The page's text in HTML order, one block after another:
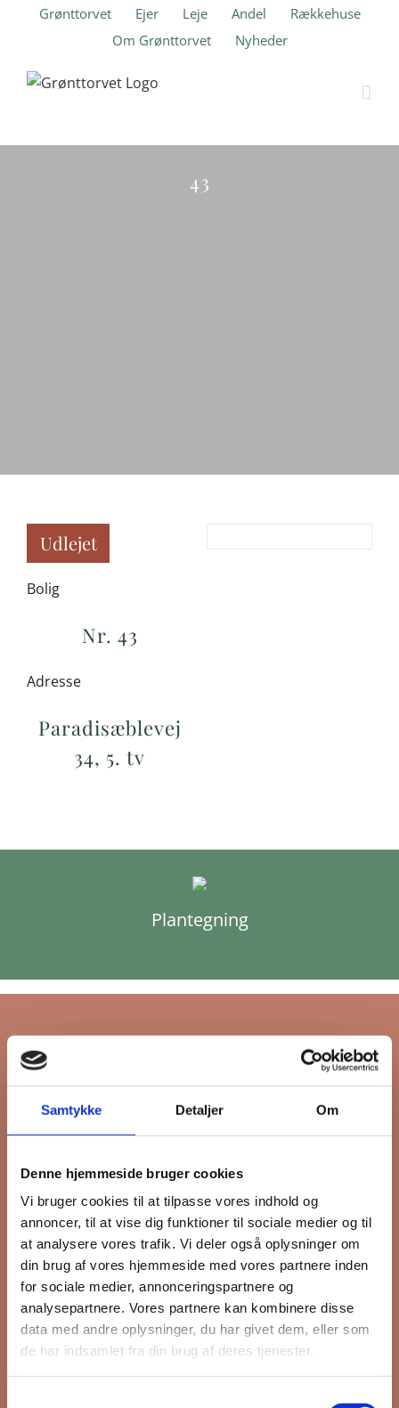
Samtykke Detaljer Om
Denne hjemmeside bruger cookies
Vi bruger cookies til at tilpasse vores indhold og
annoncer, til at vise dig funktioner til sociale medier og til
at analysere vores trafik. Vi deler også oplysninger om
din brug af vores hjemmeside med vores partnere inden
for sociale medier, annonceringspartnere og
analysepartnere. Vores partnere kan kombinere disse
data med andre oplysninger, du har givet dem, eller som
de har indsamlet fra din brug af deres tjenester.
Grønttorvet Ejer Leje Andel
Rækkehuse
Om Grønttorvet
Nyheder
43
Udlejet
Bolig
Nr. 43
Adresse
Paradisæblevej
34, 5. tv
Plantegning
Tilmeld dig FB
Gruppens
nyhedsbrev
Hold dig opdateret på hvad der sker
på Grønttorvet. I vores nyhedsbrev
sender vi blandt andet invitation til
VIP Åbent Hus, når vi sætter nye
boliger til salg, så du kan komme